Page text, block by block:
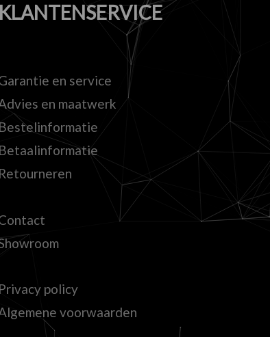
KLANTENSERVICE
en service
en maatwerk
Bestelinformatie
Betaalinformatie
Retourneren
Privacy policy
voorwaarden